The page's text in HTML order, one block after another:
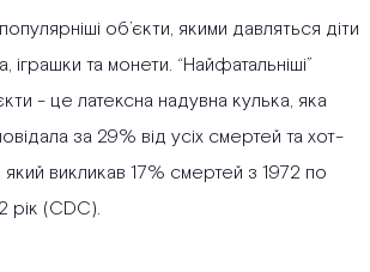
об’єкти, якими давляться діти
іграшки та монети. “Найфатальніші”
- це латексна надувна кулька, яка
за 29% від усіх смертей та хот-
який викликав 17% смертей з 1972 по
рік (CDC).